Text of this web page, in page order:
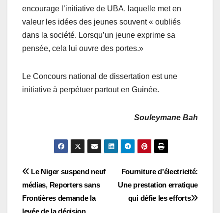
encourage l’initiative de UBA, laquelle met en
valeur les idées des jeunes souvent « oubliés
dans la société. Lorsqu’un jeune exprime sa
pensée, cela lui ouvre des portes.»
Le Concours national de dissertation est une
initiative à perpétuer partout en Guinée.
Souleymane Bah
Navigation
de
Fourniture d’électricité:
Une prestation erratique
qui défie les efforts
Le Niger suspend neuf
médias, Reporters sans
Frontières demande la
levée de la décision